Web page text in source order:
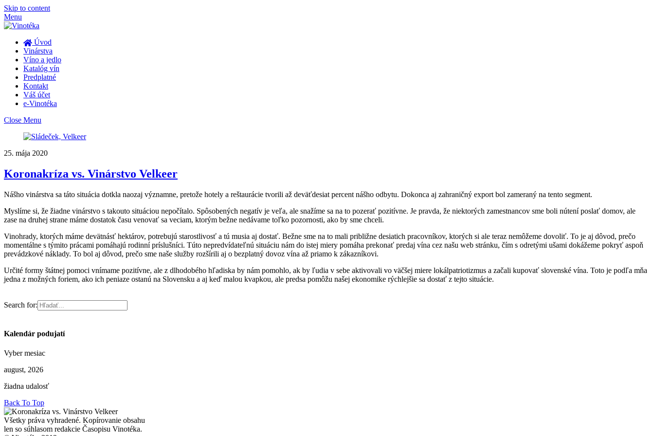
Skip to content
Menu
Úvod
Vinárstva
Víno a jedlo
Katalóg vín
Predplatné
Kontakt
Váš účet
e-Vinotéka
Close Menu
25. mája 2020
Koronakríza vs. Vinárstvo Velkeer
Nášho vinárstva sa táto situácia dotkla naozaj významne, pretože hotely a reštaurácie tvorili až deväťdesiat percent nášho odbytu. Dokonca aj zahraničný export bol zameraný na tento segment.
Myslíme si, že žiadne vinárstvo s takouto situáciou nepočítalo. Spôsobených negatív je veľa, ale snažíme sa na to pozerať pozitívne. Je pravda, že niektorých zamestnancov sme boli nútení poslať domov, ale
zase na druhej strane máme dostatok času venovať sa veciam, ktorým bežne nedávame toľko pozornosti, ako by sme chceli.
Vinohrady, ktorých máme devätnásť hektárov, potrebujú starostlivosť a tú musia aj dostať. Bežne sme na to mali približne desiatich pracovníkov, ktorých si ale teraz nemôžeme dovoliť. To je aj dôvod, prečo
momentálne s týmito prácami pomáhajú rodinní príslušníci. Túto nepredvídateľnú situáciu nám do istej miery pomáha prekonať predaj vína cez našu web stránku, čím s odretými ušami dokážeme pokryť aspoň
prevádzkové náklady. To bol aj dôvod, prečo sme naše služby rozšírili aj o bezplatný dovoz vína až priamo k zákazníkovi.
Určité formy štátnej pomoci vnímame pozitívne, ale z dlhodobého hľadiska by nám pomohlo, ak by ľudia v sebe aktivovali vo väčšej miere lokálpatriotizmus a začali kupovať slovenské vína. Toto je podľa mňa
jedna z možných foriem, ako ich peniaze ostanú na Slovensku a aj keď malou kvapkou, ale predsa pomôžu našej ekonomike rýchlejšie sa dostať z tejto situácie.
Search for:
Kalendár podujatí
Vyber mesiac
august, 2026
žiadna udalosť
Back To Top
Všetky práva vyhradené. Kopírovanie obsahu
len so súhlasom redakcie Časopisu Vinotéka.